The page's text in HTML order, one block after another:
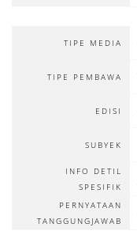
TIPE MEDIA
TIPE PEMBAWA
EDISI
SUBYEK
INFO DETIL
SPESIFIK
PERNYATAAN
TANGGUNGJAWAB